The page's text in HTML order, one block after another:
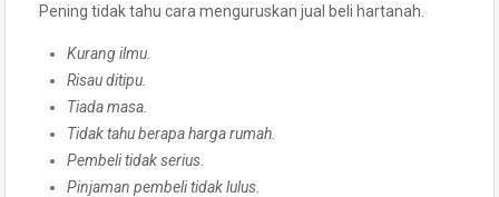
Pening tidak tahu cara menguruskan jual beli hartanah.
Kurang ilmu.
Risau ditipu.
Tiada masa.
Tidak tahu berapa harga rumah.
Pembeli tidak serius.
Pinjaman pembeli tidak lulus.